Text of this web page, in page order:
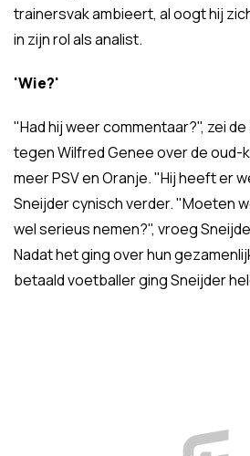
trainersvak ambieert, al oogt hij
in zijn rol als analist.
'Wie?'
"Had hij weer commentaar?", zei
tegen Wilfred Genee over de oud-
meer PSV en Oranje. "Hij heeft er
Sneijder cynisch verder. "Moeten
wel serieus nemen?", vroeg
Nadat het ging over hun
betaald voetballer ging Sneijder